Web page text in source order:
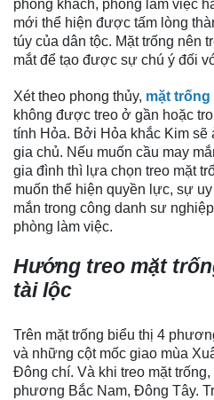
phòng khách, phòng làm việc
mới thể hiện được tấm lòng
túy của dân tộc. Mặt trống nên
mắt để tạo được sự chú ý đối
Xét theo phong thủy, mặt trống
không được treo ở gần hoặc
tính Hỏa. Bởi Hỏa khắc Kim sẽ
gia chủ. Nếu muốn cầu may
gia đình thì lựa chọn treo mặt
muốn thể hiện quyền lực, sự
mắn trong công danh sư
phòng làm việc.
Hướng treo mặt
tài lộc
Trên mặt trống biểu thị 4
và những cột mốc giao mùa
Đông chí. Và khi treo mặt
phương Bắc Nam, Đông Tây.